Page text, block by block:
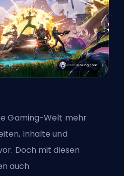
Gaming-Welt mehr
Inhalte und
Doch mit diesen
auch